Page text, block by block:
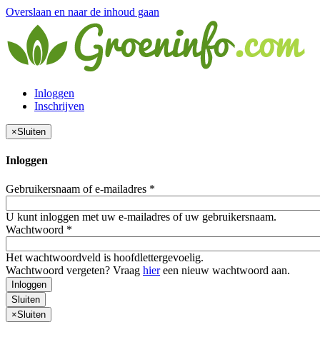
Overslaan en naar de inhoud gaan
Inloggen
Inschrijven
×Sluiten
Inloggen
Gebruikersnaam of e-mailadres *
U kunt inloggen met uw e-mailadres of uw gebruikersnaam.
Wachtwoord *
Het wachtwoordveld is hoofdlettergevoelig.
Wachtwoord vergeten? Vraag hiereen nieuw wachtwoord aan.
Inloggen
Sluiten
×Sluiten